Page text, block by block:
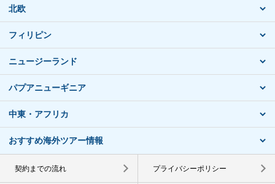
北欧
フィリピン
ニュージーランド
パプアニューギニア
中東・アフリカ
おすすめ海外ツアー情報
契約までの流れ プライバシーポリシー